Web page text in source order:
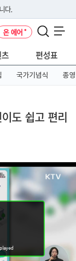
다.
고 있다면 아래 URL에
온 에어
편성표
국가기념식 종영
도 쉽고 편리